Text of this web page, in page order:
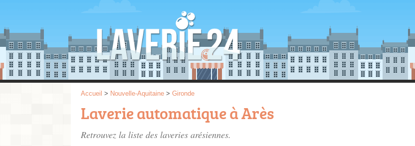
Accueil > Nouvelle-Aquitaine > Gironde
Laverie automatique à Arès
Retrouvez la liste des laveries arésiennes.